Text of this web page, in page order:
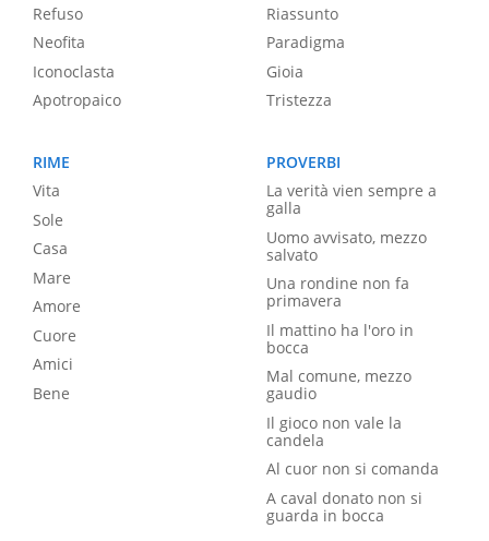
Refuso
Neofita
Iconoclasta
Apotropaico
Riassunto
Paradigma
Gioia
Tristezza
RIME
Vita
Sole
Casa
Mare
Amore
Cuore
Amici
Bene
PROVERBI
La verità vien sempre a
galla
Uomo avvisato, mezzo
salvato
Una rondine non fa
primavera
Il mattino ha l'oro in
bocca
Mal comune, mezzo
gaudio
Il gioco non vale la
candela
Al cuor non si comanda
A caval donato non si
guarda in bocca